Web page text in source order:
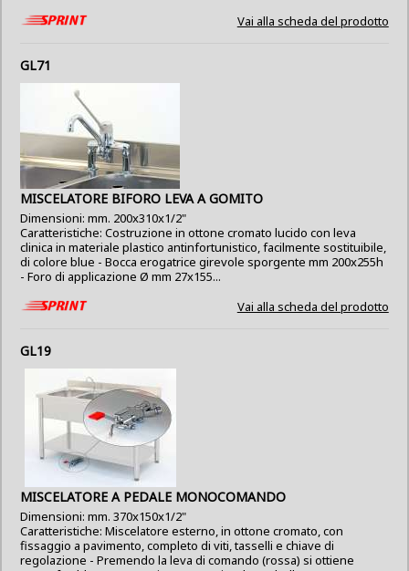
Vai alla scheda del prodotto
GL71
MISCELATORE BIFORO LEVA A GOMITO
Dimensioni: mm. 200x310x1/2"
Caratteristiche: Costruzione in ottone cromato lucido con leva
clinica in materiale plastico antinfortunistico, facilmente sostituibile,
di colore blue - Bocca erogatrice girevole sporgente mm 200x255h
- Foro di applicazione Ø mm 27x155...
Vai alla scheda del prodotto
GL19
MISCELATORE A PEDALE MONOCOMANDO
Dimensioni: mm. 370x150x1/2"
Caratteristiche: Miscelatore esterno, in ottone cromato, con
fissaggio a pavimento, completo di viti, tasselli e chiave di
regolazione - Premendo la leva di comando (rossa) si ottiene